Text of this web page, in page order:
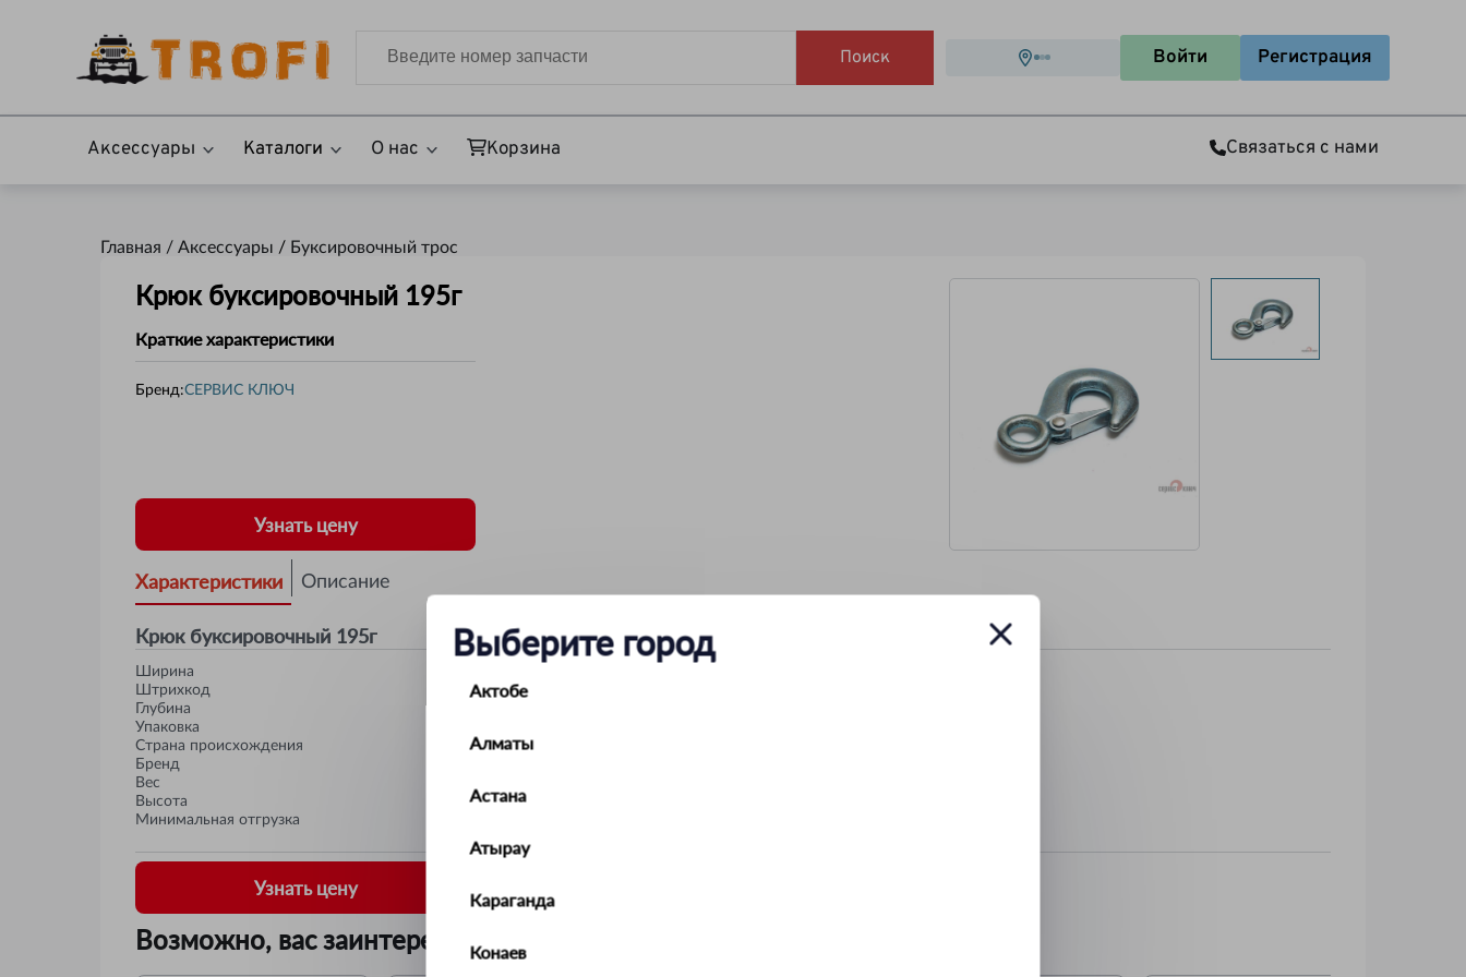
Поиск
Выберите город
Актобе
Алматы
Астана
Атырау
Караганда
Конаев
Войти Регистрация
Аксессуары Каталоги О нас Корзина Связаться с нами
Главная / Аксессуары / Буксировочный трос
Крюк буксировочный 195г
Краткие характеристики
Бренд:СЕРВИС КЛЮЧ
Узнать цену
Характеристики Описание
Крюк буксировочный 195г
Ширина
Штрихкод
Глубина
Упаковка
Страна происхождения
Бренд
Вес
Высота
Минимальная отгрузка
Узнать цену
Возможно, вас заинтересует